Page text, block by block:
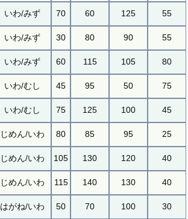
いわ/みず 70 60 125 55
いわ/みず 30 80 90 55
いわ/みず 60 115 105 80
いわ/むし 45 95 50 75
いわ/むし 75 125 100 45
じめん/いわ 80 85 95 25
じめん/いわ 105 130 120 40
じめん/いわ 115 140 130 40
はがね/いわ 50 70 100 30